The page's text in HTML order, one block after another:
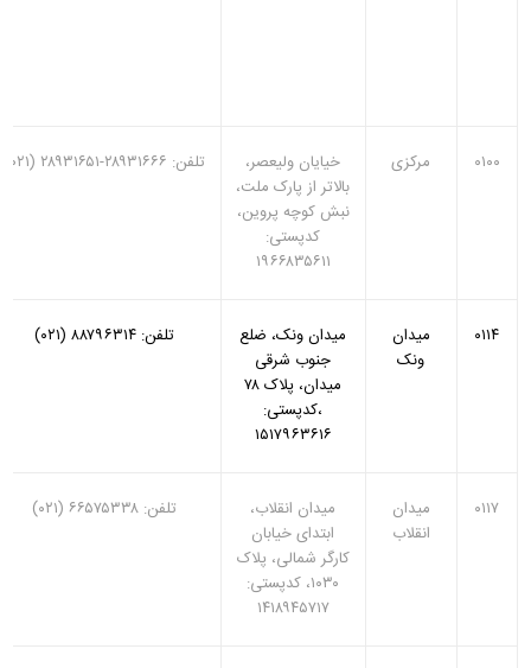
۰۱۰۰ مرکزی
خیایان ولیعصر،
بالاتر از پارک ملت،
نبش کوچه پروین،
کدپستی:
۱۹۶۶۸۳۵۶۱۱
تلفن: ۲۸۹۳۱۶۶۶-۲۸۹۳۱۶۵۱ (۰۲۱)
۰۱۱۴
میدان
ونک
میدان ونک، ضلع
جنوب شرقی
میدان، پلاک ۷۸
،کدپستی:
۱۵۱۷۹۶۳۶۱۶
تلفن: ۸۸۷۹۶۳۱۴ (۰۲۱)
۰۱۱۷
میدان
انقلاب
میدان انقلاب،
ابتدای خیابان
کارگر شمالی، پلاک
۱۰۳۰، کدپستی:
۱۴۱۸۹۴۵۷۱۷
تلفن: ۶۶۵۷۵۳۳۸ (۰۲۱)